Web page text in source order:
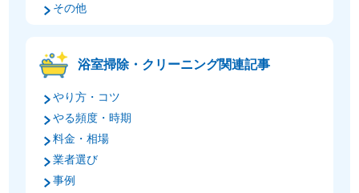
その他
浴室掃除・クリーニング関連記事
やり方・コツ
やる頻度・時期
料金・相場
業者選び
事例